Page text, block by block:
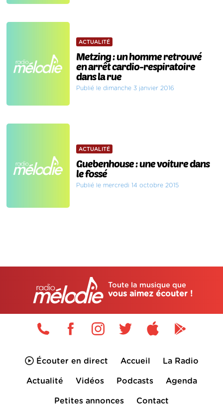
ACTUALITÉ
Metzing : un homme retrouvé
en arrêt cardio-respiratoire
dans la rue
Publié le dimanche 3 janvier 2016
ACTUALITÉ
Guebenhouse : une voiture dans
le fossé
Publié le mercredi 14 octobre 2015
Toute la musique que
vous aimez écouter !
Écouter en direct Accueil La Radio
Actualité Vidéos Podcasts Agenda
Petites annonces Contact